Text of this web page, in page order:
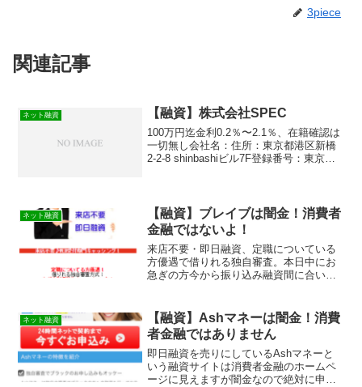
3piece
関連記事
ネット融資 【融資】株式会社SPEC
100万円迄金利0.2％〜2.1％、在籍確認は
一切無し会社名：住所：東京都港区新橋
2-2-8 shinbashiビル7F登録番号：東京都
ネット融資
【融資】ブレイブは闇金！消費者
金融ではないよ！
来店不要・即日融資、定職についている
方優遇で借りれる独自審査。本日中にお
急ぎの方今から振り込み融資間に合いま
られてきたSMSメールでお金を貸しても
らえる消費者金融などの...
ネット融資
【融資】Ashマネーは闇金！消費
者金融ではありません
即日融資を売りにしているAshマネーと
いう融資サイトは消費者金融のホームペ
ージに見えますが闇金なので絶対に申し